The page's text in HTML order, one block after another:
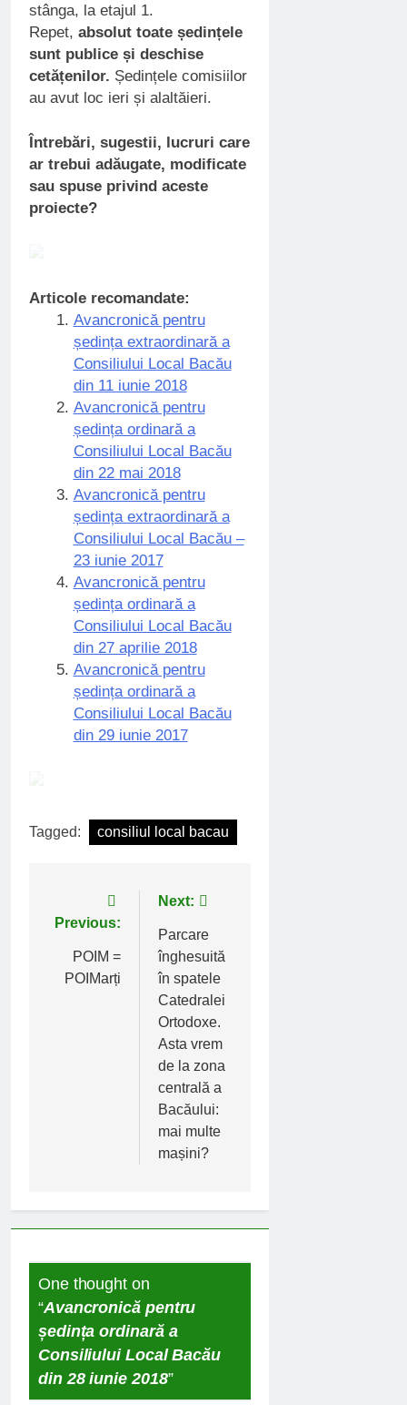
stânga, la etajul 1.
Repet, absolut toate ședințele
sunt publice și deschise
cetățenilor. Ședințele comisiilor
au avut loc ieri și alaltăieri.
Întrebări, sugestii, lucruri care
ar trebui adăugate, modificate
sau spuse privind aceste
proiecte?
Articole recomandate:
Avancronică pentru
ședința extraordinară a
Consiliului Local Bacău
din 11 iunie 2018
Avancronică pentru
ședința ordinară a
Consiliului Local Bacău
din 22 mai 2018
Avancronică pentru
ședința extraordinară a
Consiliului Local Bacău –
23 iunie 2017
Avancronică pentru
ședința ordinară a
Consiliului Local Bacău
din 27 aprilie 2018
Avancronică pentru
ședința ordinară a
Consiliului Local Bacău
din 29 iunie 2017
Tagged: consiliul local bacau
Navigare
articole
Previous:
POIM =
POIMarți
Next:
Parcare
înghesuită
în spatele
Catedralei
Ortodoxe.
Asta vrem
de la zona
centrală a
Bacăului:
mai multe
mașini?
One thought on
“Avancronică pentru
ședința ordinară a
Consiliului Local Bacău
din 28 iunie 2018”